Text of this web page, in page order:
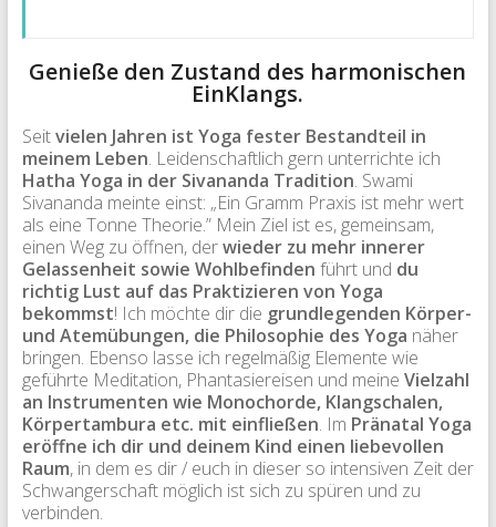
Genieße den Zustand des harmonischen
EinKlangs.
Seitvielen Jahren ist Yoga fester Bestandteil in
meinem Leben. Leidenschaftlich gern unterrichte ich
Hatha Yoga in der Sivananda Tradition. Swami
Sivananda meinte einst: „Ein Gramm Praxis ist mehr wert
als eine Tonne Theorie.” Mein Ziel ist es, gemeinsam,
einen Weg zu öffnen, derwieder zu mehr innerer
Gelassenheit sowie Wohlbefinden führt und du
richtig Lust auf das Praktizieren von Yoga
bekommst! Ich möchte dir die grundlegenden Körper-
und Atemübungen, die Philosophie des Yoga näher
bringen. Ebenso lasse ich regelmäßig Elemente wie
geführte Meditation, Phantasiereisen und meine Vielzahl
an Instrumenten wie Monochorde, Klangschalen,
Körpertambura etc. mit einfließen. Im Pränatal Yoga
eröffne ich dir und deinem Kind einen liebevollen
Raum, in dem es dir / euch in dieser so intensiven Zeit der
Schwangerschaft möglich ist sich zu spüren und zu
verbinden.